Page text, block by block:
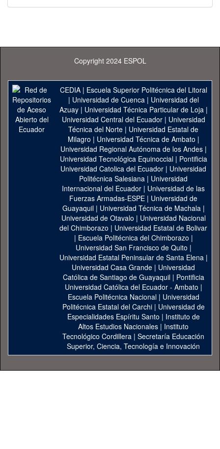
Copyright 2024 ESPOL
CEDIA| Escuela Superior Politécnica del Litoral
| Universidad de Cuenca| Universidad del
Azuay| Universidad Técnica Particular de Loja|
Universidad Central del Ecuador| Universidad
Técnica del Norte | Universidad Estatal de
Milagro | Universidad Técnica de Ambato |
Universidad Regional Autónoma de los Andes|
Universidad Tecnológica Equinoccial| Pontificia
Universidad Catolica del Ecuador | Universidad
Politécnica Salesiana | Universidad
Internacional del Ecuador | Universidad de las
Fuerzas Armadas-ESPE | Universidad de
Guayaquil| Universidad Técnica de Machala|
Universidad de Otavalo | Universidad Nacional
del Chimborazo | Universidad Estatal de Bolivar
| Escuela Politécnica del Chimborazo |
Universidad San Francisco de Quito |
Universidad Estatal Peninsular de Santa Elena|
Universidad Casa Grande | Universidad
Católica de Santiago de Guayaquil| Pontificia
Universidad Católica del Ecuador - Ambato |
Escuela Politécnica Nacional| Universidad
Politécnica Estatal del Carchi| Universidad de
Especialidades Espíritu Santo | Instituto de
Altos Estudios Nacionales | Instituto
Tecnológico Cordillera | Secretaría Educación
Superior, Ciencia, Tecnología e Innovación